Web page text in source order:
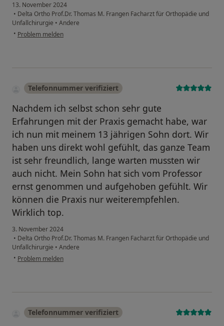
13. November 2024
• Delta Ortho Prof.Dr. Thomas M. Frangen Facharzt für Orthopädie und
Unfallchirurgie • Andere
• Problem melden
Telefonnummer verifiziert
Nachdem ich selbst schon sehr gute
Erfahrungen mit der Praxis gemacht habe, war
ich nun mit meinem 13 jährigen Sohn dort. Wir
haben uns direkt wohl gefühlt, das ganze Team
ist sehr freundlich, lange warten mussten wir
auch nicht. Mein Sohn hat sich vom Professor
ernst genommen und aufgehoben gefühlt. Wir
können die Praxis nur weiterempfehlen.
Wirklich top.
3. November 2024
• Delta Ortho Prof.Dr. Thomas M. Frangen Facharzt für Orthopädie und
Unfallchirurgie • Andere
• Problem melden
Telefonnummer verifiziert